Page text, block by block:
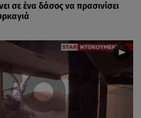
σε ένα δάσος να πρασινίσει